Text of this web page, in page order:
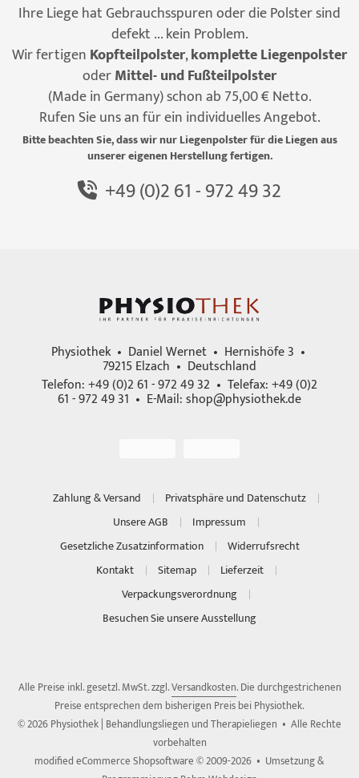
Ihre Liege hat Gebrauchsspuren oder die Polster sind
defekt ... kein Problem.
Wir fertigen Kopfteilpolster,komplette Liegenpolster
oderMittel- und Fußteilpolster
(Made in Germany) schon ab 75,00 € Netto.
Rufen Sie uns an für ein individuelles Angebot.
Bitte beachten Sie, dass wir nur Liegenpolster für die Liegen aus
unserer eigenen Herstellung fertigen.
+49 (0)2 61 - 972 49 32
Physiothek • Daniel Wernet • Hernishöfe 3 •
79215 Elzach • Deutschland
Telefon: +49 (0)2 61 - 972 49 32 • Telefax: +49 (0)2
61 - 972 49 31 • E-Mail:shop@physiothek.de
Zahlung & Versand
Privatsphäre und Datenschutz
Unsere AGB
Impressum
Gesetzliche Zusatzinformation
Widerrufsrecht
Kontakt
Sitemap
Lieferzeit
Verpackungsverordnung
Besuchen Sie unsere Ausstellung
Alle Preise inkl. gesetzl. MwSt. zzgl.Versandkosten. Die durchgestrichenen
Preise entsprechen dem bisherigen Preis bei Physiothek.
© 2026 Physiothek | Behandlungsliegen und Therapieliegen • Alle Rechte
vorbehalten
modified eCommerce Shopsoftware © 2009-2026 • Umsetzung &